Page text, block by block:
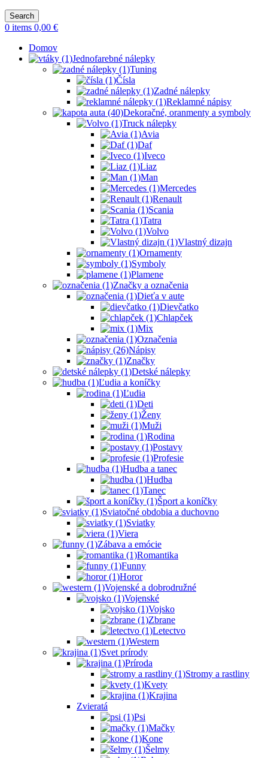
Search
0 items 0,00 €
Domov
Jednofarebné nálepky
Tuning
Čísla
Zadné nálepky
Reklamné nápisy
Dekoračné, oranmenty a symboly
Truck nálepky
Avia
Daf
Iveco
Liaz
Man
Mercedes
Renault
Scania
Tatra
Volvo
Vlastný dizajn
Ornamenty
Symboly
Plamene
Značky a označenia
Dieťa v aute
Dievčatko
Chlapček
Mix
Označenia
Nápisy
Značky
Detské nálepky
Ľudia a koníčky
Ľudia
Deti
Ženy
Muži
Rodina
Postavy
Profesie
Hudba a tanec
Hudba
Tanec
Šport a koníčky
Sviatočné obdobia a duchovno
Sviatky
Viera
Zábava a emócie
Romantika
Funny
Horor
Vojenské a dobrodružné
Vojenské
Vojsko
Zbrane
Letectvo
Western
Svet prírody
Príroda
Stromy a rastliny
Kvety
Krajina
Zvieratá
Psi
Mačky
Kone
Šelmy